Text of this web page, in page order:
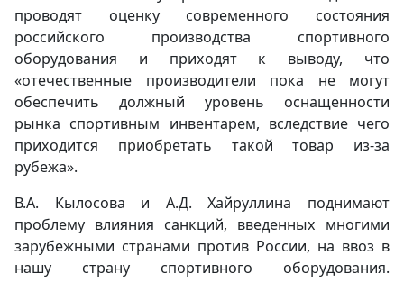
проводят оценку современного состояния
российского производства спортивного
оборудования и приходят к выводу, что
«отечественные производители пока не могут
обеспечить должный уровень оснащенности
рынка спортивным инвентарем, вследствие чего
приходится приобретать такой товар из-за
рубежа».
В.А. Кылосова и А.Д. Хайруллина поднимают
проблему влияния санкций, введенных многими
зарубежными странами против России, на ввоз в
нашу страну спортивного оборудования.